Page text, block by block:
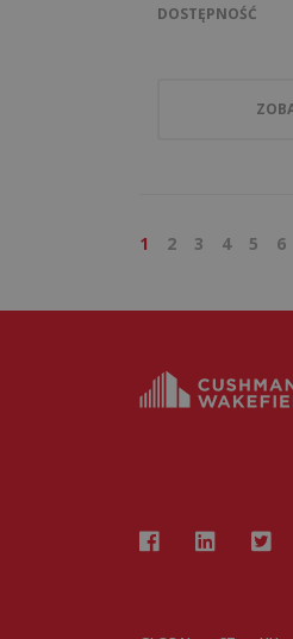
DOSTĘPNOŚĆ
1 2 3 4 5 6